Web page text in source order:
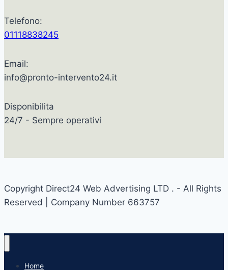
Telefono:
01118838245
Email:
info@pronto-intervento24.it
Disponibilita
24/7 - Sempre operativi
Copyright Direct24 Web Advertising LTD . - All Rights
Reserved | Company Number 663757
Home